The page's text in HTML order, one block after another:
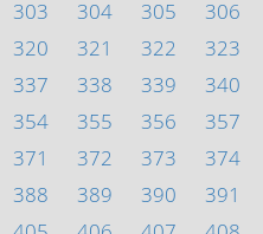
303 304 305 306
320 321 322 323
337 338 339 340
354 355 356 357
371 372 373 374
388 389 390 391